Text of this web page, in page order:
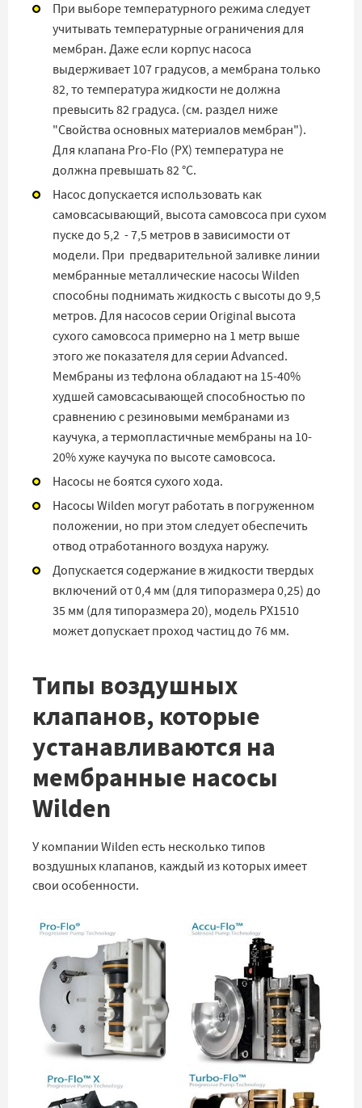
При выборе температурного режима следует
учитывать температурные ограничения для
мембран. Даже если корпус насоса
выдерживает 107 градусов, а мембрана только
82, то температура жидкости не должна
превысить 82 градуса. (см. раздел ниже
"Свойства основных материалов мембран").
Для клапана Pro-Flo (PX) температура не
должна превышать 82 °C.
Насос допускается использовать как
самовсасывающий, высота самовсоса при сухом
пуске до 5,2 - 7,5 метров в зависимости от
модели. При предварительной заливке линии
мембранные металлические насосы Wilden
способны поднимать жидкость с высоты до 9,5
метров. Для насосов серии Original высота
сухого самовсоса примерно на 1 метр выше
этого же показателя для серии Advanced.
Мембраны из тефлона обладают на 15-40%
худшей самовсасывающей способностью по
сравнению с резиновыми мембранами из
каучука, а термопластичные мембраны на 10-
20% хуже каучука по высоте самовсоса.
Насосы не боятся сухого хода.
Насосы Wilden могут работать в погруженном
положении, но при этом следует обеспечить
отвод отработанного воздуха наружу.
Допускается содержание в жидкости твердых
включений от 0,4 мм (для типоразмера 0,25) до
35 мм (для типоразмера 20), модель PX1510
может допускает проход частиц до 76 мм.
Типы воздушных
клапанов, которые
устанавливаются на
мембранные насосы
Wilden
У компании Wilden есть несколько типов
воздушных клапанов, каждый из которых имеет
свои особенности.